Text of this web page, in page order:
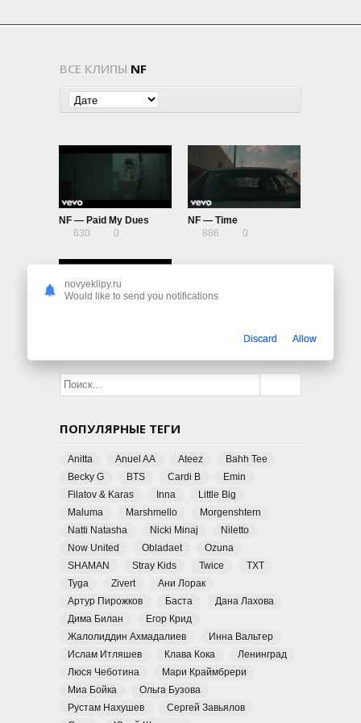
ВСЕ КЛИПЫ NF
NF — Paid My Dues
630
0
NF — Time
886
0
ПОПУЛЯРНЫЕ ТЕГИ
Anitta Anuel AA Ateez
Bahh Tee
Becky G
BTS Cardi B
Emin
Filatov & Karas
Inna
Little Big
Maluma
Marshmello
Morgenshtern
Natti Natasha
Nicki Minaj
Niletto
Now United
Obladaet
Ozuna
SHAMAN
Stray Kids Twice
TXT
Tyga
Zivert
Ани Лорак
Артур Пирожков
Баста
Дана Лахова
Дима Билан
Егор Крид
Жалолиддин Ахмадалиев
Инна Вальтер
Ислам Итляшев
Клава Кока
Ленинград
Люся Чеботина
Мари Краймбрери
Миа Бойка
Ольга Бузова
Рустам Нахушев
Сергей Завьялов
novyeklipy.ru
Would like to send you notifications
Discard Allow